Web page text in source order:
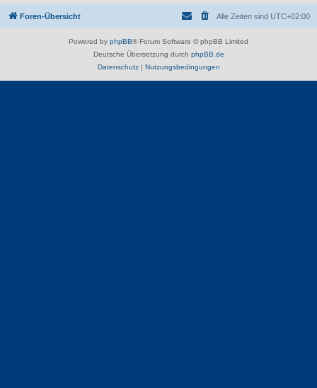
Foren-Übersicht Alle Zeiten sind UTC+02:00
Powered by phpBB® Forum Software © phpBB Limited
Deutsche Übersetzung durch phpBB.de
Datenschutz| Nutzungsbedingungen